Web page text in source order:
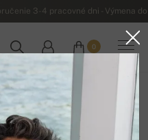
3-4 pracovné dni - Výmena
0